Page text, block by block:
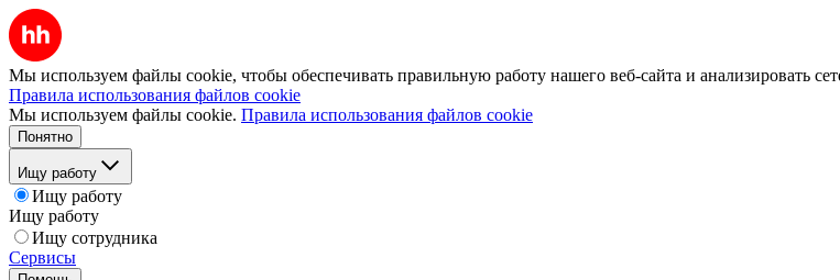
Мы используем файлы cookie, чтобы обеспечивать правильную работу нашего веб-сайта и анализировать
Правила использования файлов cookie
Мы используем файлы cookie. Правила использования файлов cookie
Понятно
Ищу работу
Ищу работу
Ищу работу
Ищу сотрудника
Сервисы